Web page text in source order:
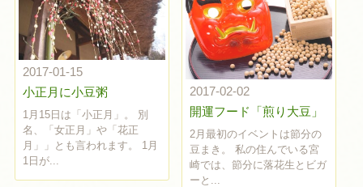
2017-01-15
小正月に小豆粥
1月15日は「小正月」。 別
名、「女正月」や「花正
月」」とも言われます。 1月
1日が...
2017-02-02
開運フード「煎り大豆」
2月最初のイベントは節分の
豆まき。 私の住んでいる宮
崎では、節分に落花生とビガ
ーと...